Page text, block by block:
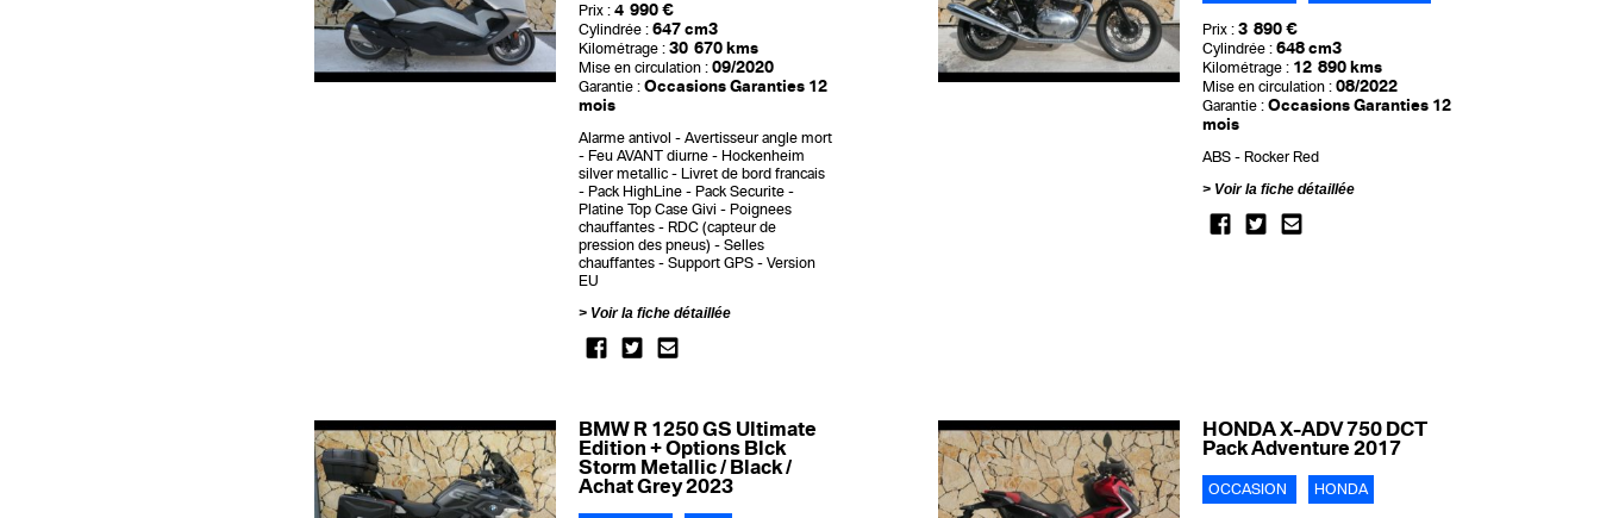
Prix : 4 990 €
Cylindrée : 647 cm3
Kilométrage : 30 670 kms
Mise en circulation : 09/2020
Garantie : Occasions Garanties 12
mois
Alarme antivol
Avertisseur angle mort
Feu AVANT diurne
Hockenheim
silver metallic
Livret de bord francais
Pack HighLine
Pack Securite
Platine Top Case Givi
Poignees
chauffantes
RDC (capteur de
pression des pneus)
Selles
chauffantes
Support GPS
Version
EU
Voir la fiche détaillée
Prix : 3 890 €
Cylindrée : 648 cm3
Kilométrage : 12 890 kms
Mise en circulation : 08/2022
Garantie : Occasions Garanties 12
mois
ABS
Rocker Red
Voir la fiche détaillée
BMW R 1250 GS Ultimate
Edition + Options Blck
Storm Metallic / Black /
Achat Grey 2023
HONDA X-ADV 750 DCT
Pack Adventure 2017
OCCASION HONDA